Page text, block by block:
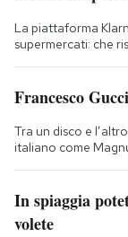
La piattaforma
supermercati: che
Francesco
Tra un disco e
italiano come
In spiaggia
volete